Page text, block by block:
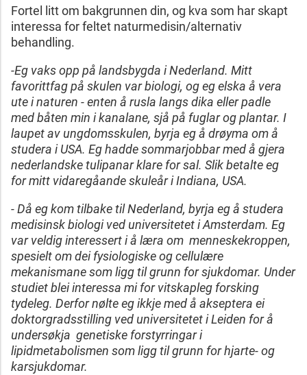
Fortel litt om bakgrunnen din, og kva som har skapt
interessa for feltet naturmedisin/alternativ
behandling.
-Eg vaks opp på landsbygda i Nederland. Mitt
favorittfag på skulen var biologi, og eg elska å vera
ute i naturen - enten å rusla langs dika eller padle
med båten min i kanalane, sjå på fuglar og plantar. I
laupet av ungdomsskulen, byrja eg å drøyma om å
studera i USA. Eg hadde sommarjobbar med å gjera
nederlandske tulipanar klare for sal. Slik betalte eg
for mitt vidaregåande skuleår i Indiana, USA.
- Då eg kom tilbake til Nederland, byrja eg å studera
medisinsk biologi ved universitetet i Amsterdam. Eg
var veldig interessert i å læra om menneskekroppen,
spesielt om dei fysiologiske og cellulære
mekanismane som ligg til grunn for sjukdomar. Under
studiet blei interessa mi for vitskapleg forsking
tydeleg. Derfor nølte eg ikkje med å akseptera ei
doktorgradsstilling ved universitetet i Leiden for å
undersøkja genetiske forstyrringar i
lipidmetabolismen som ligg til grunn for hjarte- og
karsjukdomar.